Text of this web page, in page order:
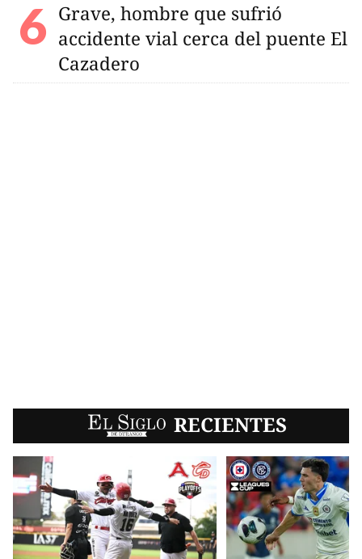
Grave, hombre que sufrió
accidente vial cerca del puente El
Cazadero
EL SIGLO RECIENTES